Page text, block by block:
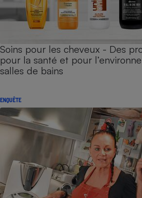
Soins pour les cheveux - Des
pour la santé et pour
salles de bains
ENQUÊTE